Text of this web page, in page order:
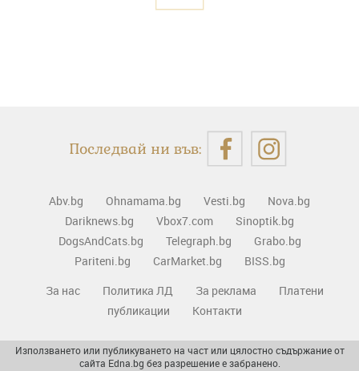
Последвай ни във:
Abv.bg Ohnamama.bg Vesti.bg
Nova.bg
Dariknews.bg
Vbox7.com
Sinoptik.bg
DogsAndCats.bg
Telegraph.bg
Grabo.bg
Pariteni.bg
CarMarket.bg
BISS.bg
За нас
Политика ЛД За реклама
Платени
публикации
Контакти
Използването или публикуването на част или цялостно съдържание от
сайта Edna.bg без разрешение е забранено.